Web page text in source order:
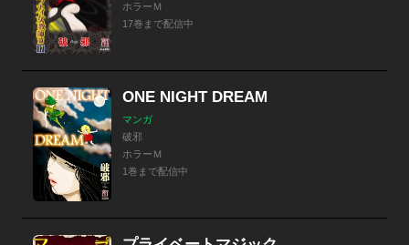
ホラーＭ
17巻まで配信中
ONE NIGHT DREAM
マンガ
破邪
ホラーＭ
1巻まで配信中